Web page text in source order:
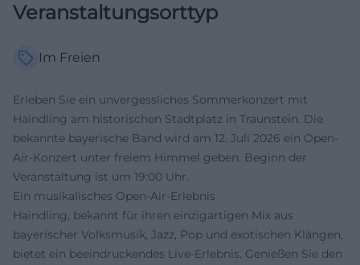
Veranstaltungsorttyp
Im Freien
Erleben Sie ein unvergessliches Sommerkonzert mit
Haindling am historischen Stadtplatz in Traunstein. Die
bekannte bayerische Band wird am 12. Juli 2026 ein Open-
Air-Konzert unter freiem Himmel geben. Beginn der
Veranstaltung ist um 19:00 Uhr.
Ein musikalisches Open-Air-Erlebnis
Haindling, bekannt für ihren einzigartigen Mix aus
bayerischer Volksmusik, Jazz, Pop und exotischen Klängen,
bietet ein beeindruckendes Live-Erlebnis. Genießen Sie den